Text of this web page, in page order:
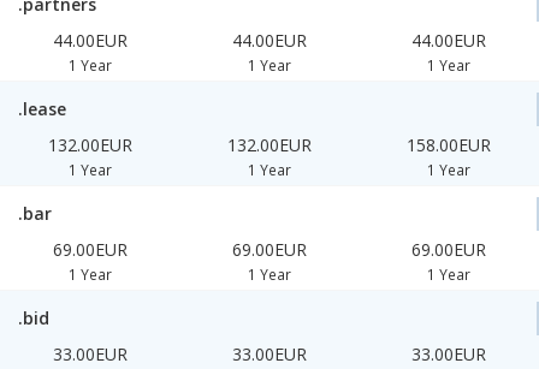
44.00EUR
1 Year
44.00EUR
1 Year
44.00EUR
1 Year
.lease
132.00EUR
1 Year
132.00EUR
1 Year
158.00EUR
1 Year
.bar
69.00EUR
1 Year
69.00EUR
1 Year
69.00EUR
1 Year
.bid
33.00EUR
33.00EUR 33.00EUR